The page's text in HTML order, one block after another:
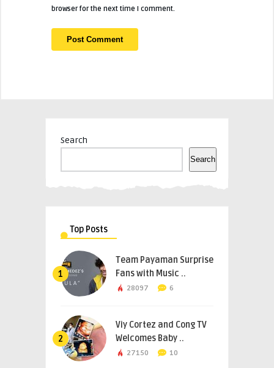
browser for the next time I comment.
Search
Search
Top Posts
1
Team Payaman Surprise
Fans with Music ..
28097 6
2
Viy Cortez and Cong TV
Welcomes Baby ..
27150 10